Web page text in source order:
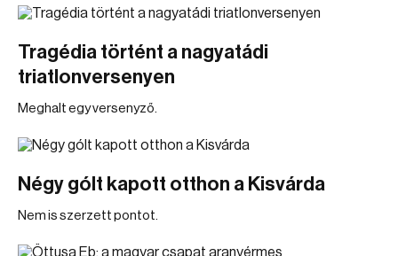
Tragédia történt a nagyatádi
triatlonversenyen
Meghalt egy versenyző.
Négy gólt kapott otthon a Kisvárda
Nem is szerzett pontot.